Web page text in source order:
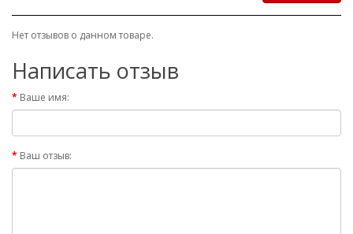
Нет отзывов о данном товаре.
Написать отзыв
Ваше имя:
Ваш отзыв: